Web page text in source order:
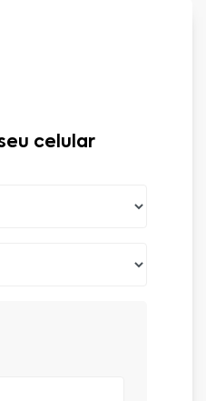
celular